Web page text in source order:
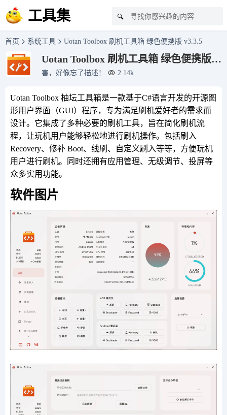
工具集 🔍
首页 系统工具 Uotan Toolbox 刷机工具箱 绿色便携版 v3.3.5
Uotan Toolbox 刷机工具箱 绿色便携版
v3.3.5
害，好像忘了描述！ 2.14k
Uotan Toolbox 柚坛工具箱是一款基于C#语言开发的开源图
形用户界面（GUI）程序，专为满足刷机爱好者的需求而
设计。它集成了多种必要的刷机工具，旨在简化刷机流
程，让玩机用户能够轻松地进行刷机操作。包括刷入
Recovery、修补 Boot、线刷、自定义刷入等等，方便玩机
用户进行刷机。同时还拥有应用管理、无级调节、投屏等
众多实用功能。
软件图片